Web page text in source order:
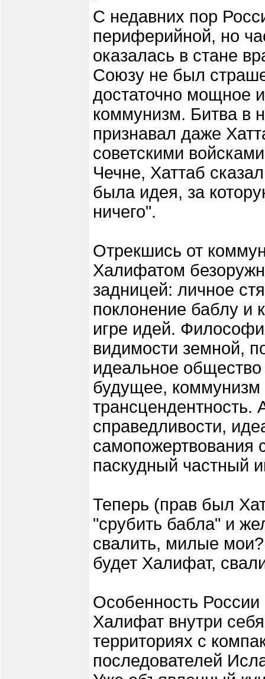
С недавних пор
периферийной, но
оказалась в стане
Союзу не был
достаточно мощное
коммунизм. Битва в
признавал даже
советскими
Чечне, Хаттаб
была идея, за
ничего".
Отрекшись от
Халифатом
задницей: личное
поклонение баблу и
игре идей.
видимости земной,
идеальное
будущее, коммунизм
трансцендентность.
справедливости,
самопожертвования
паскудный частный
Теперь (прав был
"срубить бабла" и
свалить, милые
будет Халифат,
Особенность
Халифат внутри
территориях с
последователей